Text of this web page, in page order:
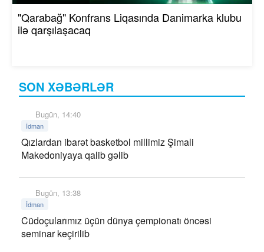
SON XƏBƏRLƏR
Bugün, 14:40
İdman
Qızlardan ibarət basketbol millimiz Şimali
Makedoniyaya qalib gəlib
Bugün, 13:38
İdman
Cüdoçularımız üçün dünya çempionatı öncəsi
seminar keçirilib
"Qarabağ" Konfrans Liqasında Danimarka klubu
ilə qarşılaşacaq